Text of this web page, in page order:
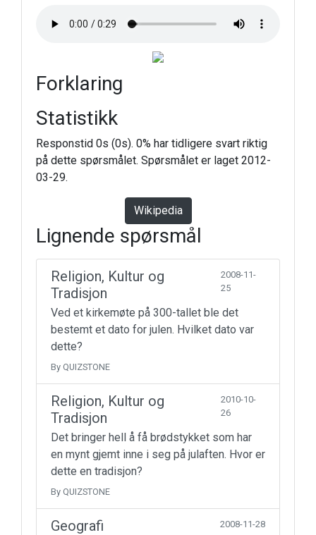
Forklaring
Statistikk
Responstid 0s (0s). 0% har tidligere svart riktig
på dette spørsmålet. Spørsmålet er laget 2012-
03-29.
Wikipedia
Lignende spørsmål
Religion, Kultur og
Tradisjon
2008-11-
25
Ved et kirkemøte på 300-tallet ble det
bestemt et dato for julen. Hvilket dato var
dette?
By QUIZSTONE
Religion, Kultur og
Tradisjon
2010-10-
26
Det bringer hell å få brødstykket som har
en mynt gjemt inne i seg på julaften. Hvor er
dette en tradisjon?
By QUIZSTONE
Geografi 2008-11-28